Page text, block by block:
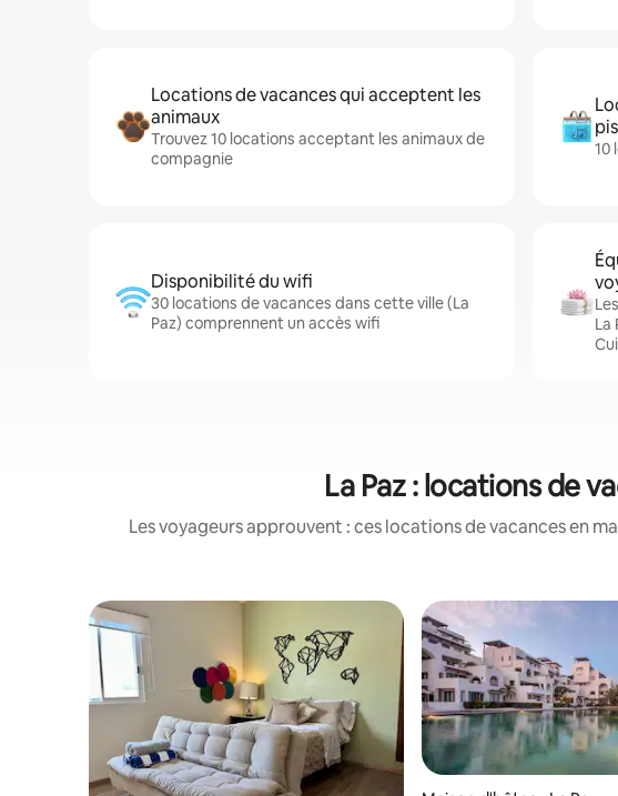
Locations de vacances qui acceptent les
animaux
Trouvez 10 locations acceptant les animaux de
compagnie
10
Disponibilité du wifi
30 locations de vacances dans cette ville (La
Paz) comprennent un accès wifi
La
La Paz : locations de
Les voyageurs approuvent : ces locations de vacances en